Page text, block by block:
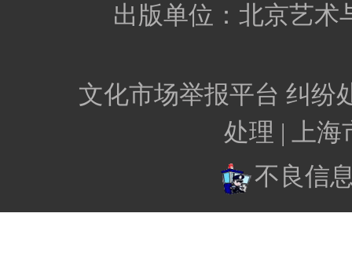
出版单位：北京艺术
文化市场举报平台 纠纷
处理 |
上
不良信